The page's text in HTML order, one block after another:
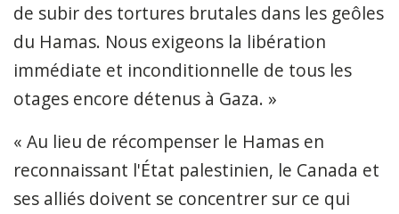
de subir des tortures brutales dans les geôles
du Hamas. Nous exigeons la libération
immédiate et inconditionnelle de tous les
otages encore détenus à Gaza. »
« Au lieu de récompenser le Hamas en
reconnaissant l'État palestinien, le Canada et
ses alliés doivent se concentrer sur ce qui